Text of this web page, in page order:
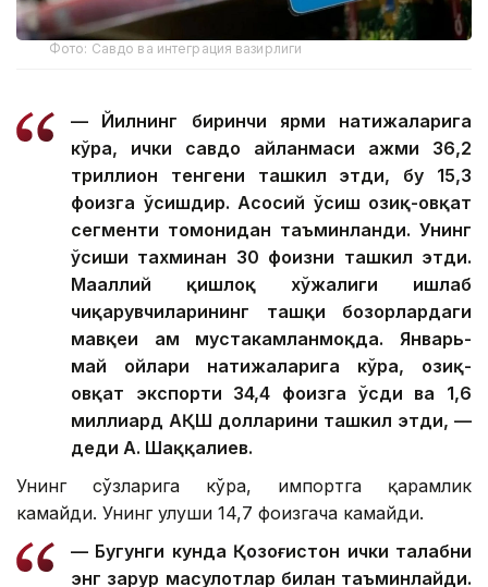
Фото: Савдо ва интеграция вазирлиги
— Йилнинг биринчи ярми натижаларига
кўра, ички савдо айланмаси ҳажми 36,2
триллион тенгени ташкил этди, бу 15,3
фоизга ўсишдир. Асосий ўсиш озиқ-овқат
сегменти томонидан таъминланди. Унинг
ўсиши тахминан 30 фоизни ташкил этди.
Маҳаллий қишлоқ хўжалиги ишлаб
чиқарувчиларининг ташқи бозорлардаги
мавқеи ҳам мустаҳкамланмоқда. Январь-
май ойлари натижаларига кўра, озиқ-
овқат экспорти 34,4 фоизга ўсди ва 1,6
миллиард АҚШ долларини ташкил этди, —
деди А. Шаққалиев.
Унинг сўзларига кўра, импортга қарамлик
камайди. Унинг улуши 14,7 фоизгача камайди.
— Бугунги кунда Қозоғистон ички талабни
энг зарур маҳсулотлар билан таъминлайди.